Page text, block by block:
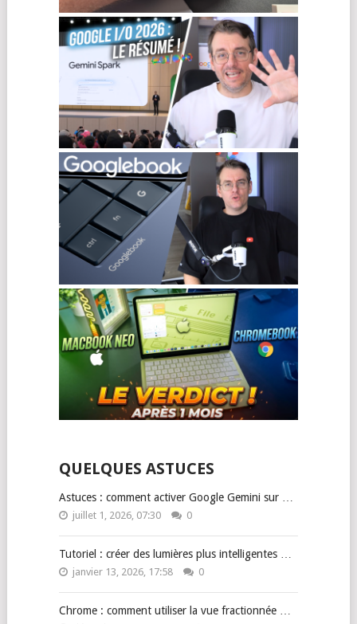
QUELQUES ASTUCES
Astuces : comment activer Google Gemini sur …
juillet 1, 2026, 07:30 0
Tutoriel : créer des lumières plus intelligentes …
janvier 13, 2026, 17:58 0
Chrome : comment utiliser la vue fractionnée …